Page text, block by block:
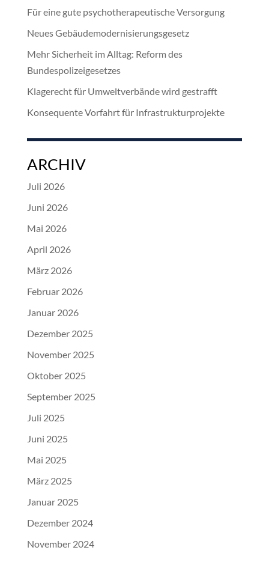
Für eine gute psychotherapeutische Versorgung
Neues Gebäudemodernisierungsgesetz
Mehr Sicherheit im Alltag: Reform des
Bundespolizeigesetzes
Klagerecht für Umweltverbände wird gestrafft
Konsequente Vorfahrt für Infrastrukturprojekte
ARCHIV
Juli 2026
Juni 2026
Mai 2026
April 2026
März 2026
Februar 2026
Januar 2026
Dezember 2025
November 2025
Oktober 2025
September 2025
Juli 2025
Juni 2025
Mai 2025
März 2025
Januar 2025
Dezember 2024
November 2024